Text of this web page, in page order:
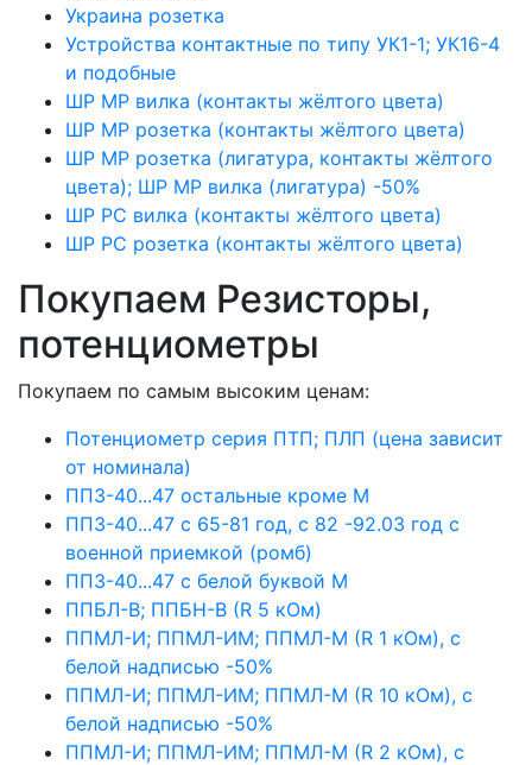
Украина розетка
Устройства контактные по типу УК1-1; УК16-4
и подобные
ШР МР вилка (контакты жёлтого цвета)
ШР МР розетка (контакты жёлтого цвета)
ШР МР розетка (лигатура, контакты жёлтого
цвета); ШР МР вилка (лигатура) -50%
ШР РС вилка (контакты жёлтого цвета)
ШР РС розетка (контакты жёлтого цвета)
Покупаем Резисторы,
потенциометры
Покупаем по самым высоким ценам:
Потенциометр серия ПТП; ПЛП (цена зависит
от номинала)
ПП3-40...47 остальные кроме М
ПП3-40...47 с 65-81 год, с 82 -92.03 год с
военной приемкой (ромб)
ПП3-40...47 с белой буквой М
ППБЛ-В; ППБН-В (R 5 кОм)
ППМЛ-И; ППМЛ-ИМ; ППМЛ-М (R 1 кОм), с
белой надписью -50%
ППМЛ-И; ППМЛ-ИМ; ППМЛ-М (R 10 кОм), с
белой надписью -50%
ППМЛ-И; ППМЛ-ИМ; ППМЛ-М (R 2 кОм), с